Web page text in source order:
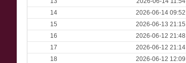
14
2026-06-14 09:52
15
2026-06-13 21:15
16
2026-06-12 21:48
17
2026-06-12 21:14
18
2026-06-12 12:09